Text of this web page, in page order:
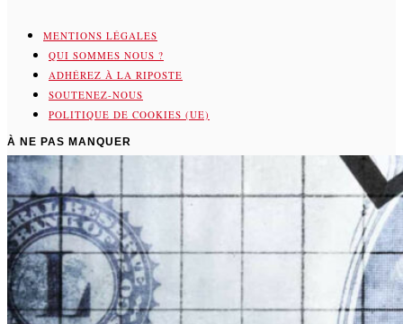
MENTIONS LÉGALES
QUI SOMMES NOUS ?
ADHÉREZ À LA RIPOSTE
SOUTENEZ-NOUS
POLITIQUE DE COOKIES (UE)
À NE PAS MANQUER